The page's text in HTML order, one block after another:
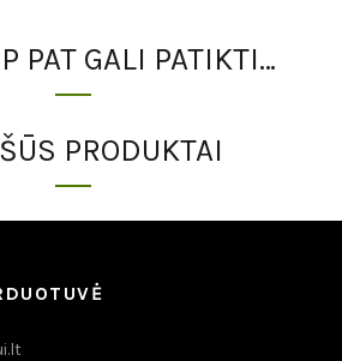
PAT GALI PATIKTI…
PRODUKTAI